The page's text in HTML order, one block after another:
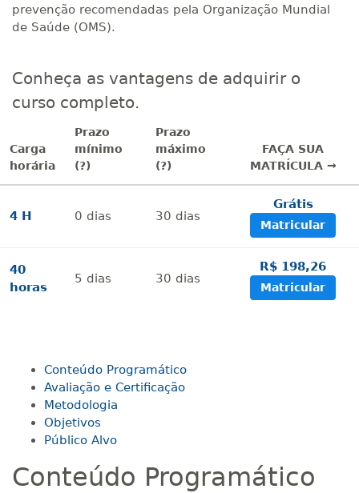
prevenção recomendadas pela Organização Mundial
de Saúde (OMS).
Conheça as vantagens de adquirir o
curso completo.
Carga
horária
Prazo
mínimo
(?)
Prazo
máximo
(?)
FAÇA SUA
MATRÍCULA →
4 H 0 dias 30 dias
Grátis
Matricular
40
horas
5 dias 30 dias
R$ 198,26
Matricular
Conteúdo Programático
Avaliação e Certificação
Metodologia
Objetivos
Público Alvo
Conteúdo Programático